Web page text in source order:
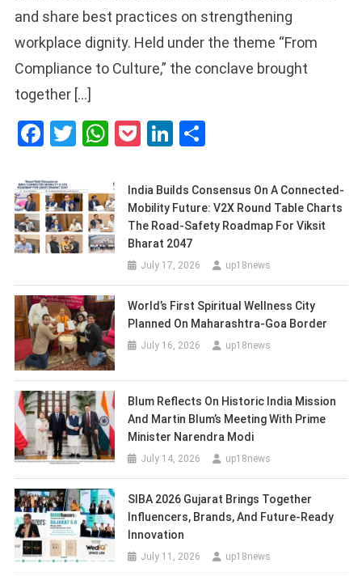
and share best practices on strengthening
workplace dignity. Held under the theme “From
Compliance to Culture,” the conclave brought
together […]
Facebook
Twitter
WhatsApp
PocketLinkedIn
India Builds Consensus On A Connected-
Mobility Future: V2X Round Table Charts
The Road-Safety Roadmap For Viksit
Bharat 2047
July 17, 2026 up18news
World’s First Spiritual Wellness City
Planned On Maharashtra-Goa Border
July 16, 2026 up18news
Blum Reflects On Historic India Mission
And Martin Blum’s Meeting With Prime
Minister Narendra Modi
July 14, 2026 up18news
SIBA 2026 Gujarat Brings Together
Influencers, Brands, And Future-Ready
Innovation
July 11, 2026 up18news